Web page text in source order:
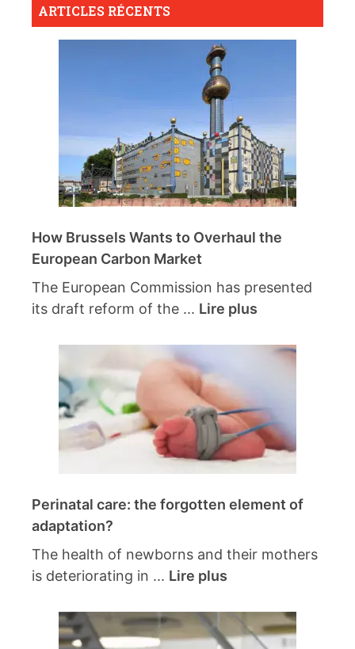
ARTICLES RÉCENTS
How Brussels Wants to Overhaul the
European Carbon Market
The European Commission has presented
its draft reform of the ... Lire plus
Perinatal care: the forgotten element of
adaptation?
The health of newborns and their mothers
is deteriorating in ... Lire plus